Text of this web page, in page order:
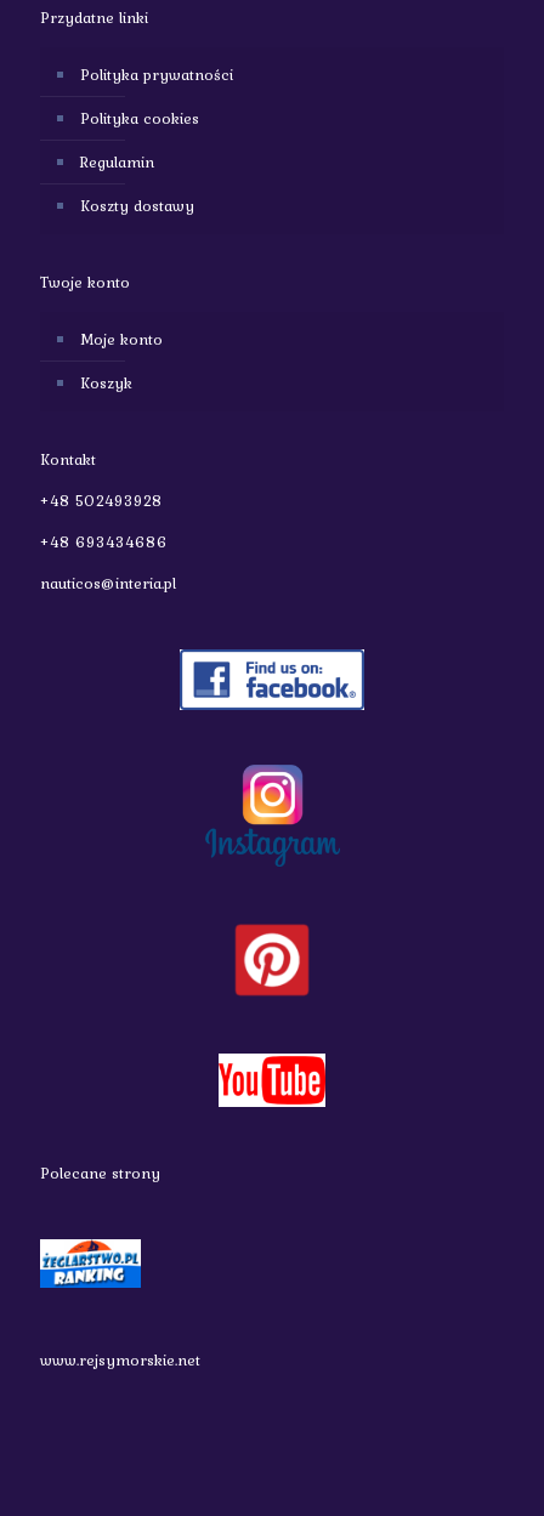
Przydatne linki
Polityka prywatności
Polityka cookies
Regulamin
Koszty dostawy
Twoje konto
Moje konto
Koszyk
Kontakt
+48 502493928
+48 693434686
nauticos@interia.pl
Polecane strony
www.rejsymorskie.net